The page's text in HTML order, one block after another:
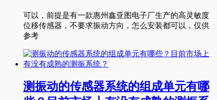
可以，前提是有一款惠州鑫亚图电子厂生产的高灵敏度
位移传感器，不要求振动方向，怎么安装都可以，仅供
参考
测振动的传感器系统的组成单元有哪